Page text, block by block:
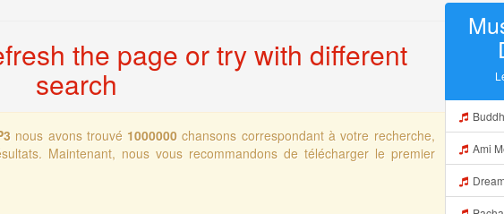
the page or try with different
search
nous avons trouvé 1000000chansons correspondant à votre recherche,
Maintenant, nous vous recommandons de télécharger le premier
Ami